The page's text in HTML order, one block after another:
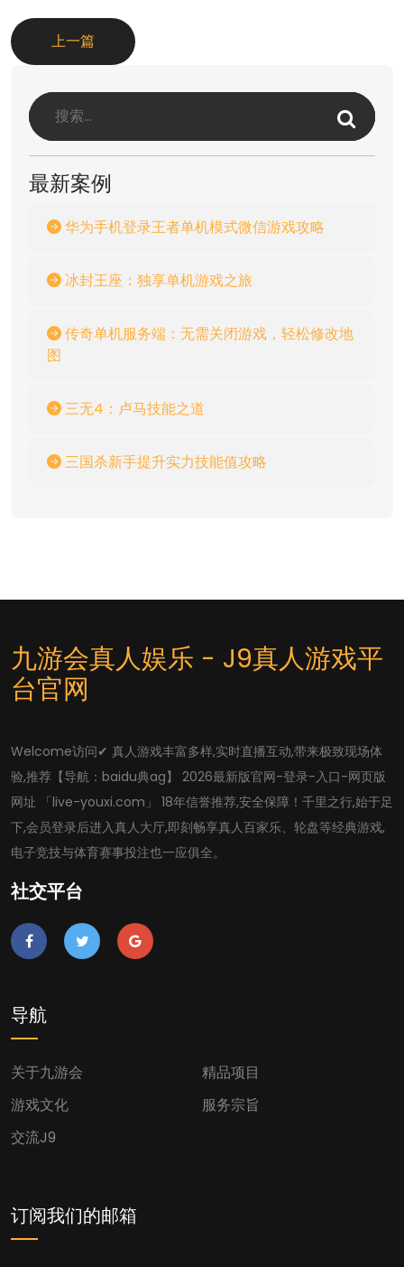
上一篇
最新案例
华为手机登录王者单机模式微信游戏攻略
冰封王座：独享单机游戏之旅
传奇单机服务端：无需关闭游戏，轻松修改地
图
三无4：卢马技能之道
三国杀新手提升实力技能值攻略
九游会真人娱乐 - J9真人游戏平
台官网
Welcome访问✔ 真人游戏丰富多样,实时直播互动,带来极致现场体
验,推荐【导航：baidu典ag】 2026最新版官网-登录-入口-网页版
网址 「live-youxi.com」 18年信誉推荐,安全保障！千里之行,始于足
下,会员登录后进入真人大厅,即刻畅享真人百家乐、轮盘等经典游戏,
电子竞技与体育赛事投注也一应俱全。
社交平台
导航
关于九游会
精品项目
游戏文化
服务宗旨
交流J9
订阅我们的邮箱